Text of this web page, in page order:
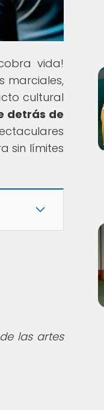
vida!
marciales,
cultural
detrás de
sin límites
las artes